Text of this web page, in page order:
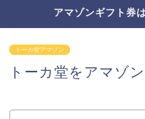
アマゾンギフト券
トーカ堂アマゾン
トーカ堂をアマゾ